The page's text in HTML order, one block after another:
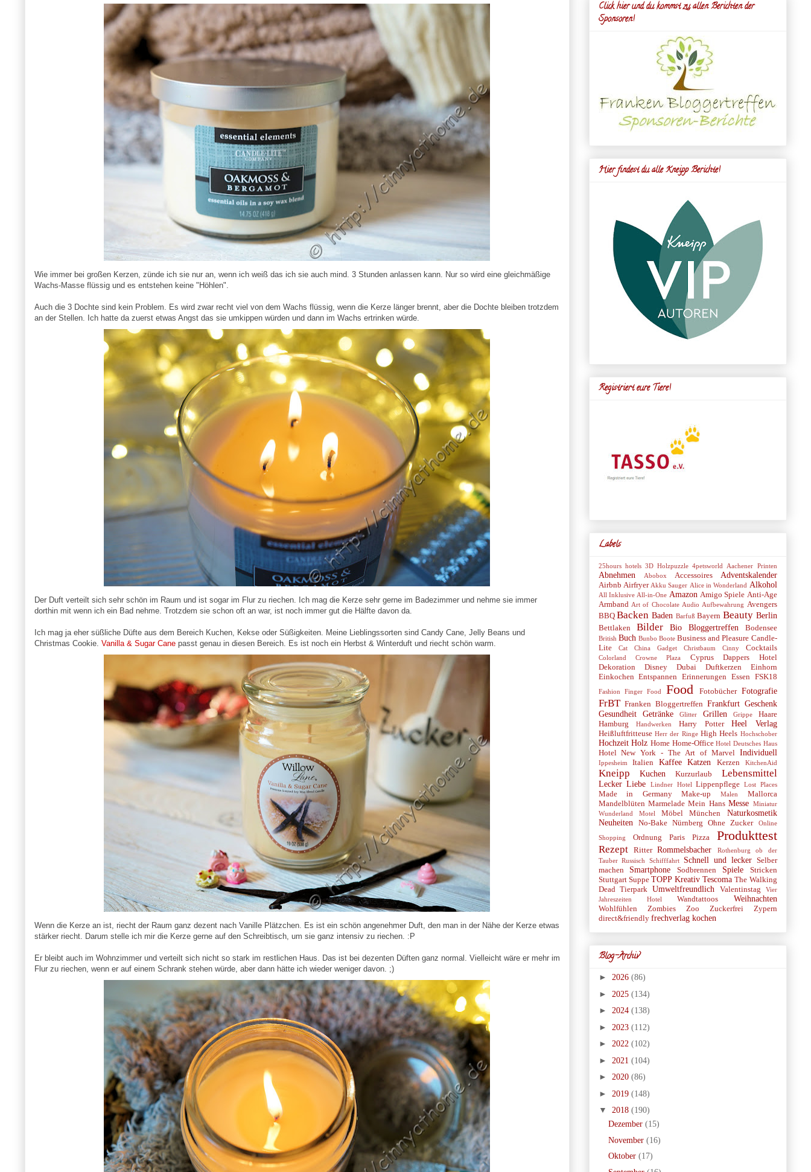
Wie immer bei großen Kerzen, zünde ich sie nur an, wenn ich weiß das ich sie auch mind. 3 Stunden anlassen kann. Nur so wird eine gleichmäßige
Wachs-Masse flüssig und es entstehen keine "Höhlen".
Auch die 3 Dochte sind kein Problem. Es wird zwar recht viel von dem Wachs flüssig, wenn die Kerze länger brennt, aber die Dochte bleiben trotzdem
an der Stellen. Ich hatte da zuerst etwas Angst das sie umkippen würden und dann im Wachs ertrinken würde.
Der Duft verteilt sich sehr schön im Raum und ist sogar im Flur zu riechen. Ich mag die Kerze sehr gerne im Badezimmer und nehme sie immer
dorthin mit wenn ich ein Bad nehme. Trotzdem sie schon oft an war, ist noch immer gut die Hälfte davon da.
Ich mag ja eher süßliche Düfte aus dem Bereich Kuchen, Kekse oder Süßigkeiten. Meine Lieblingssorten sind Candy Cane, Jelly Beans und
Christmas Cookie. Vanilla & Sugar Canepasst genau in diesen Bereich. Es ist noch ein Herbst & Winterduft und riecht schön warm.
Wenn die Kerze an ist, riecht der Raum ganz dezent nach Vanille Plätzchen. Es ist ein schön angenehmer Duft, den man in der Nähe der Kerze etwas
stärker riecht. Darum stelle ich mir die Kerze gerne auf den Schreibtisch, um sie ganz intensiv zu riechen. :P
Er bleibt auch im Wohnzimmer und verteilt sich nicht so stark im restlichen Haus. Das ist bei dezenten Düften ganz normal. Vielleicht wäre er mehr im
Flur zu riechen, wenn er auf einem Schrank stehen würde, aber dann hätte ich wieder weniger davon. ;)
Click hier und du kommst zu allen Berichten der
Sponsoren!
Hier findest du alle Kneipp Berichte!
Registriert eure Tiere!
Labels
25hours hotels 3D Holzpuzzle 4petsworld Aachener Printen
Abnehmen Abobox Accessoires Adventskalender
Airbnb Airfryer Akku Sauger Alice in Wonderland Alkohol
All Inklusive All-in-One Amazon Amigo Spiele Anti-Age
Armband Art of Chocolate Audio Aufbewahrung Avengers
BBQ Backen Baden Barfuß Bayern Beauty Berlin
Bettlaken Bilder Bio Bloggertreffen Bodensee
British Buch Bunbo Boote Business and Pleasure Candle-
Lite
Cat China Gadget Christbaum Cinny Cocktails
Colorland Crowne Plaza Cyprus
Dappers Hotel
Dekoration
Disney Dubai Duftkerzen
Einhorn
Einkochen Entspannen Erinnerungen Essen FSK18
Fashion Finger Food Food Fotobücher Fotografie
FrBT Franken Bloggertreffen Frankfurt Geschenk
Gesundheit
Getränke Glitter Grillen Grippe
Haare
Hamburg
Handwerken Harry Potter Heel Verlag
Heißluftfritteuse Herr der Ringe High Heels Hochschober
Hochzeit Holz Home Home-Office Hotel Deutsches Haus
Hotel New York - The Art of Marvel Individuell
Ippesheim Italien Kaffee Katzen Kerzen KitchenAid
Kneipp Kuchen Kurzurlaub Lebensmittel
Lecker Liebe Lindner Hotel Lippenpflege Lost Places
Made in Germany Make-up Malen
Mallorca
Mandelblüten Marmelade Mein Hans Messe Miniatur
Wunderland
Motel Möbel München
Naturkosmetik
Neuheiten
No-Bake Nürnberg Ohne Zucker
Online
Shopping
Ordnung Paris Pizza Produkttest
Rezept Ritter Rommelsbacher
Rothenburg ob der
Tauber Russisch Schifffahrt Schnell und lecker Selber
machen
Smartphone Sodbrennen Spiele
Stricken
Stuttgart Suppe TOPP Kreativ Tescoma The Walking
Dead Tierpark Umweltfreundlich Valentinstag
Vier
Jahreszeiten Hotel
Wandtattoos Weihnachten
Wohlfühlen Zombies Zoo Zuckerfrei
Zypern
direct&friendly frechverlag kochen
Blog-Archiv
► 2026 (86)
► 2025 (134)
► 2024 (138)
► 2023 (112)
► 2022 (102)
► 2021 (104)
► 2020 (86)
► 2019 (148)
▼ 2018 (190)
Dezember(15)
November(16)
Oktober(17)